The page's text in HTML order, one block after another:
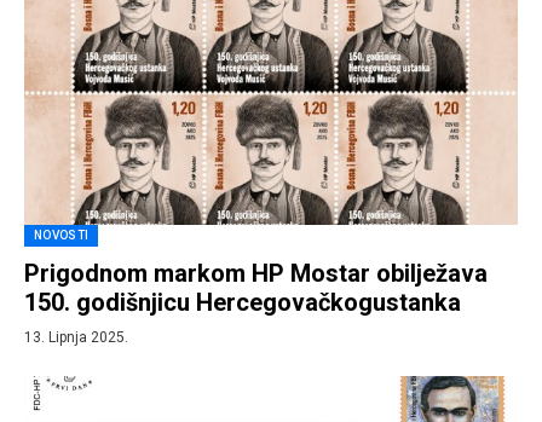
NOVOSTI
Prigodnom markom HP Mostar obilježava
150. godišnjicu Hercegovačkogustanka
13. Lipnja 2025.